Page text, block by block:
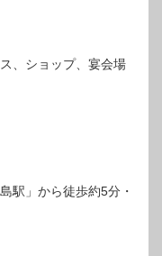
、ショップ、宴会場
」から徒歩約5分・